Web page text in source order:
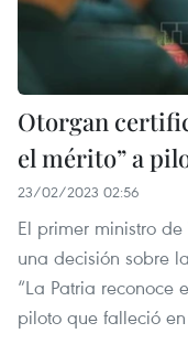
Otorgan
el mérito” a
23/02/2023 02:56
El primer ministro
una decisión sobre
“La Patria reconoce
piloto que falleció